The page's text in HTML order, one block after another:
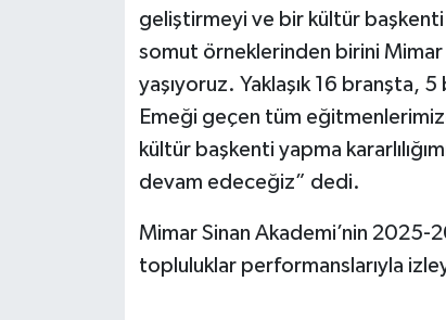
geliştirmeyi ve bir kültür
somut örneklerinden birini Mimar
yaşıyoruz. Yaklaşık 16 branşta,
Emeği geçen tüm
kültür başkenti yapma
devam edeceğiz” dedi.
Mimar Sinan Akademi’nin 2025-
topluluklar performanslarıyla